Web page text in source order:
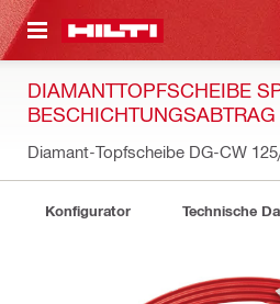
DIAMANTTOPFSCHEIBE
BESCHICHTUNGSABTRAG
Diamant-Topfscheibe DG-CW
Konfigurator Technische